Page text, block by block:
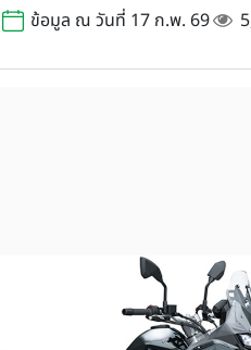
ข้อมูล ณ วันที่ 17 ก.พ. 69